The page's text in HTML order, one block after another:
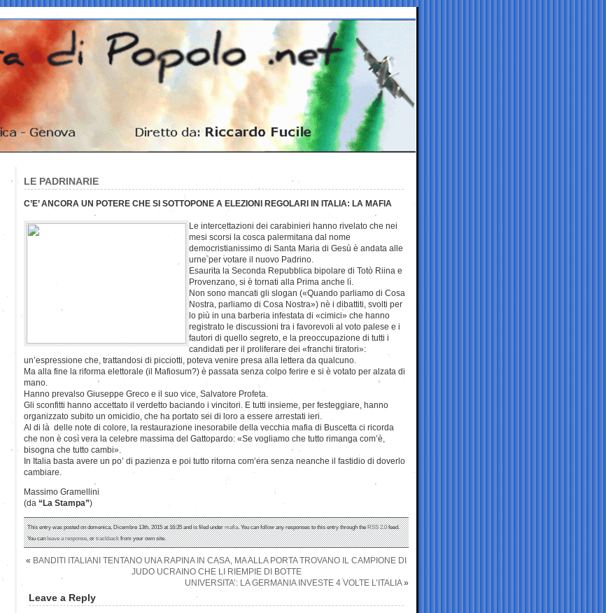
LE PADRINARIE
C’E’ ANCORA UN POTERE CHE SI SOTTOPONE A ELEZIONI REGOLARI IN ITALIA: LA MAFIA
Le intercettazioni dei carabinieri hanno rivelato che nei
mesi scorsi la cosca palermitana dal nome
democristianissimo di Santa Maria di Gesù è andata alle
urne per votare il nuovo Padrino.
Esaurita la Seconda Repubblica bipolare di Totò Riina e
Provenzano, si è tornati alla Prima anche lì.
Non sono mancati gli slogan («Quando parliamo di Cosa
Nostra, parliamo di Cosa Nostra») nè i dibattiti, svolti per
lo più in una barberia infestata di «cimici» che hanno
registrato le discussioni tra i favorevoli al voto palese e i
fautori di quello segreto, e la preoccupazione di tutti i
candidati per il proliferare dei «franchi tiratori»:
un’espressione che, trattandosi di picciotti, poteva venire presa alla lettera da qualcuno.
Ma alla fine la riforma elettorale (il Mafiosum?) è passata senza colpo ferire e si è votato per alzata di
mano.
Hanno prevalso Giuseppe Greco e il suo vice, Salvatore Profeta.
Gli sconfitti hanno accettato il verdetto baciando i vincitori. E tutti insieme, per festeggiare, hanno
organizzato subito un omicidio, che ha portato sei di loro a essere arrestati ieri.
Al di là delle note di colore, la restaurazione inesorabile della vecchia mafia di Buscetta ci ricorda
che non è così vera la celebre massima del Gattopardo: «Se vogliamo che tutto rimanga com’è,
bisogna che tutto cambi».
In Italia basta avere un po’ di pazienza e poi tutto ritorna com’era senza neanche il fastidio di doverlo
cambiare.
Massimo Gramellini
(da “La Stampa”)
This entry was posted on domenica, Dicembre 13th, 2015 at 16:35 and is filed undermafia. You can follow any responses to this entry through theRSS 2.0feed.
You canleave a response, ortrackbackfrom your own site.
« BANDITI ITALIANI TENTANO UNA RAPINA IN CASA, MA ALLA PORTA TROVANO IL CAMPIONE DI
JUDO UCRAINO CHE LI RIEMPIE DI BOTTE
UNIVERSITA’: LA GERMANIA INVESTE 4 VOLTE L’ITALIA»
Leave a Reply